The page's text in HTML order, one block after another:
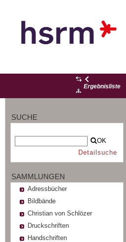
Ergebnisliste
SUCHE
OK
Detailsuche
SAMMLUNGEN
Adressbücher
Bildbände
Christian von Schlözer
Druckschriften
Handschriften